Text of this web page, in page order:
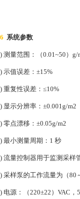
系统参数
测量范围：（0.01~50）g/
示值误差：±15%
重复性误差：≤10%
显示分辨率：±0.001g/m2
零点漂移：±0.05g/m2
最小测量周期：1 秒
流量控制器用于监测采样
采样泵的工作流量为（80
电源：（220±22）VAC